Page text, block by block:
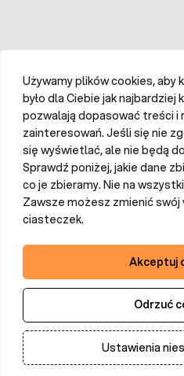
Ilość
Używamy plików cookies,
było dla Ciebie jak
pozwalają dopasować treści i
zainteresowań. Jeśli się nie
się wyświetlać, ale nie będą
Sprawdź poniżej, jakie dane
co je zbieramy. Nie na
Zawsze możesz zmienić swój
ciasteczek.
Akceptuj
Odrzuć
Ustawienia